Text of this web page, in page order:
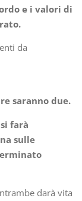
e i valori di
da
saranno due.
farà
sulle
darà vita